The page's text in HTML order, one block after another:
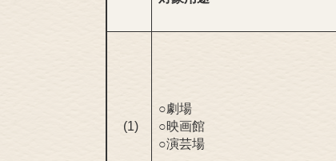
(1)
○劇場
○映画館
○演芸場